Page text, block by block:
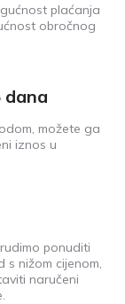
plaćanja
obročnog
dana
možete ga
iznos u
ponuditi
nižom cijenom,
naručeni